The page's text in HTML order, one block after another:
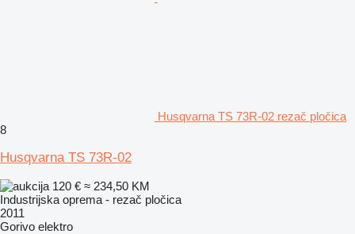
Husqvarna TS 73R-02 rezač pločica
8
Husqvarna TS 73R-02
120 € ≈ 234,50 KM
Industrijska oprema - rezač pločica
2011
Gorivo elektro